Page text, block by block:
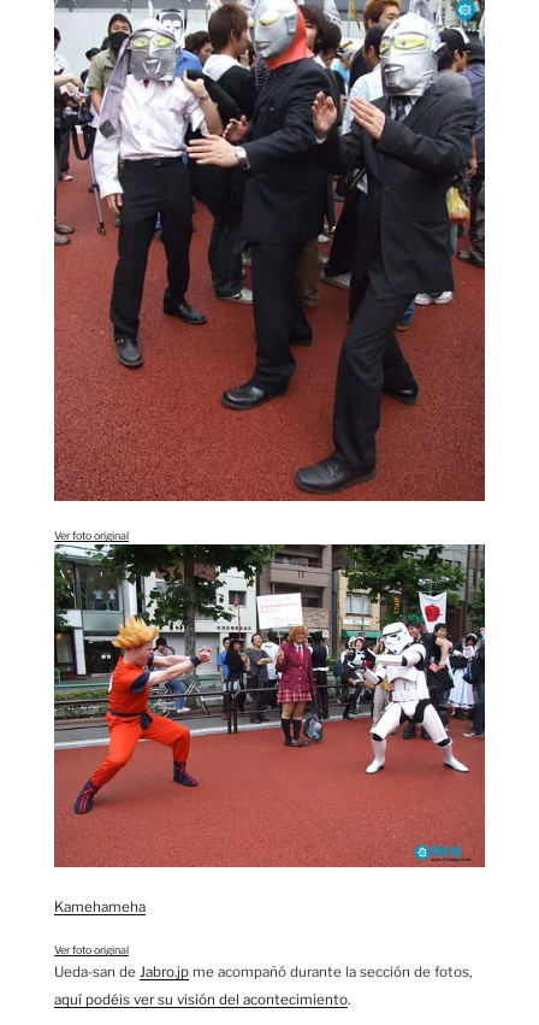
Ver foto original
Kamehameha
Ver foto original
Ueda-san de Jabro.jp me acompañó durante la sección de fotos,
aquí podéis ver su visión del acontecimiento.